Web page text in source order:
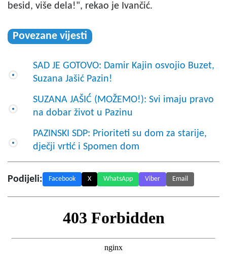
besid, više dela!", rekao je Ivančić.
Povezane vijesti
SAD JE GOTOVO: Damir Kajin osvojio Buzet,
Suzana Jašić Pazin!
SUZANA JAŠIĆ (MOŽEMO!): Svi imaju pravo
na dobar život u Pazinu
PAZINSKI SDP: Prioriteti su dom za starije,
dječji vrtić i Spomen dom
Podijeli: Facebook X WhatsApp Viber Email